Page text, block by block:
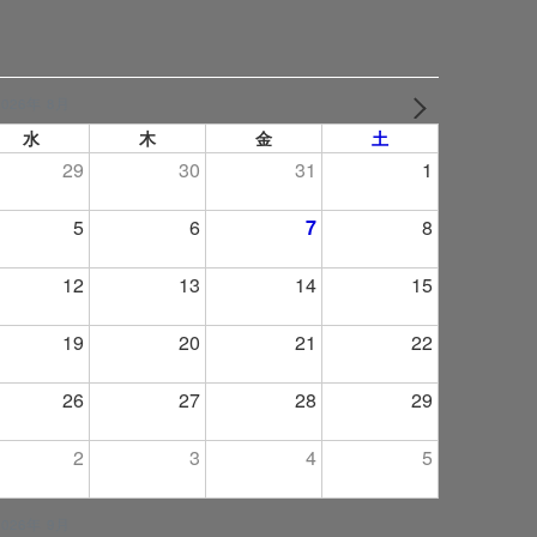
水 木 金 土
29 30 31 1
5 6 7 8
12 13 14 15
19 20 21 22
26 27 28 29
2 3 4 5